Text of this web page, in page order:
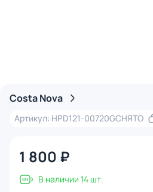
Costa Nova
Артикул: HPD121-00720GСНЯТО
1 800 ₽
В наличии 14 шт.